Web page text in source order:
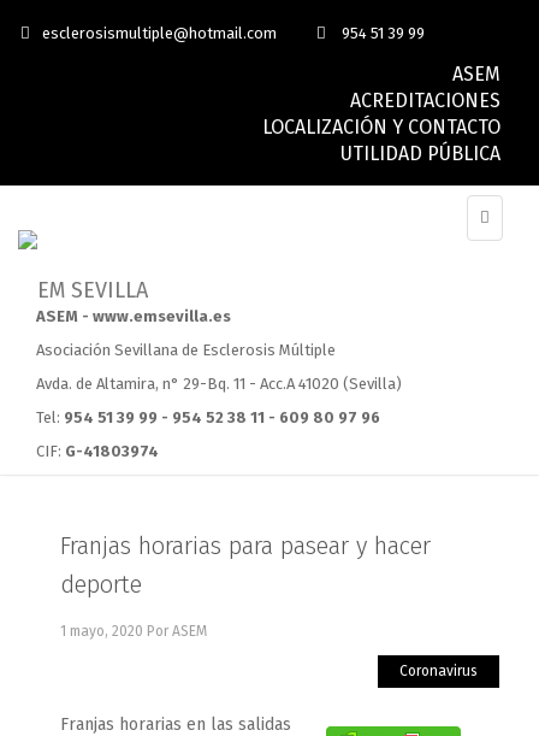
esclerosismultiple@hotmail.com 954 51 39 99
ASEM
ACREDITACIONES
LOCALIZACIÓN Y CONTACTO
UTILIDAD PÚBLICA
ASEM - www.emsevilla.es
Asociación Sevillana de Esclerosis Múltiple
Avda. de Altamira, n° 29-Bq. 11 - Acc.A 41020 (Sevilla)
Tel: 954 51 39 99 - 954 52 38 11 - 609 80 97 96
CIF: G-41803974
Franjas horarias para pasear y hacer
deporte
1 mayo, 2020 Por ASEM
Coronavirus
Franjas horarias en las salidas